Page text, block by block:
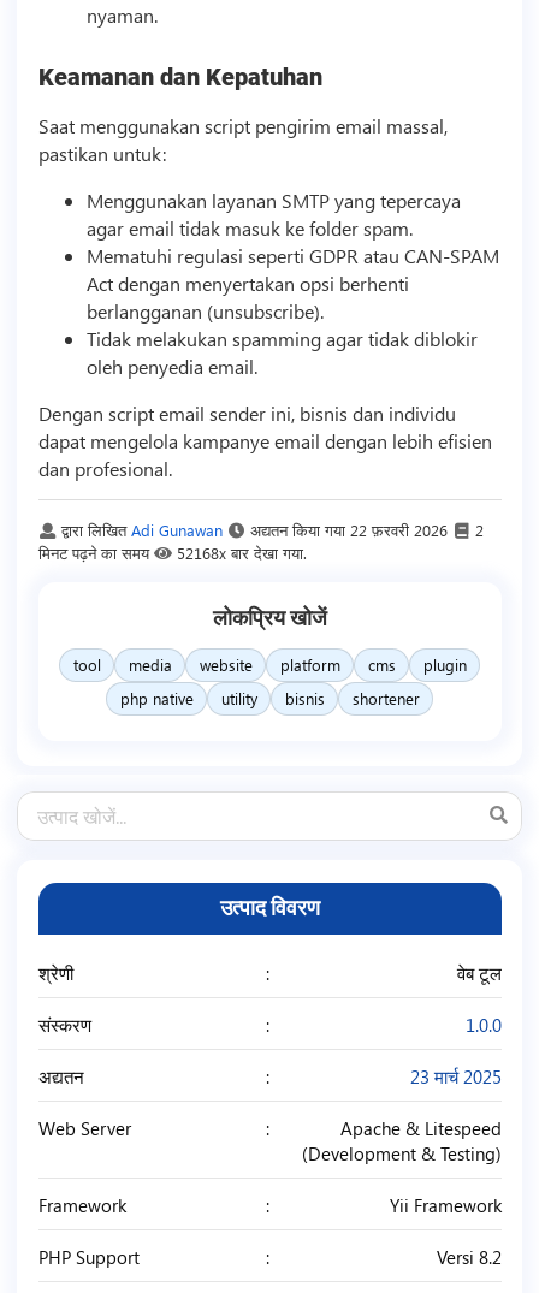
nyaman.
Keamanan dan Kepatuhan
Saat menggunakan scriptpengirim email massal,
pastikan untuk:
Menggunakan layanan SMTP yang tepercaya
agar email tidak masuk ke folder spam.
Mematuhi regulasi seperti GDPR atau CAN-SPAM
Act dengan menyertakan opsi berhenti
berlangganan (unsubscribe).
Tidak melakukan spamming agar tidak diblokir
oleh penyedia email.
Dengan scriptemail sender ini, bisnis dan individu
dapat mengelola kampanye email dengan lebih efisien
dan profesional.
द्वारा लिखितAdi Gunawan अद्यतन किया गया 22 फ़रवरी 2026
2
मिनट पढ़ने का समय
52168x बार देखा गया.
लोकप्रिय खोजें
tool media website platform cms
plugin
php native
utility bisnis shortener
उत्पाद विवरण
श्रेणी वेब टूल
संस्करण 1.0.0
अद्यतन 23 मार्च 2025
Web Server
Apache & Litespeed
(Development & Testing)
Framework Yii Framework
PHP Support Versi 8.2